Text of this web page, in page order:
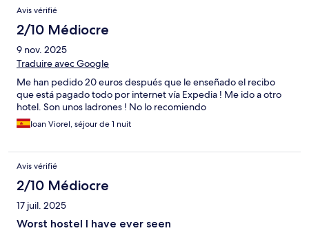
Avis vérifié
2/10 Médiocre
9 nov. 2025
Traduire avec Google
Me han pedido 20 euros después que le enseñado el recibo
que está pagado todo por internet vía Expedia ! Me ido a otro
hotel. Son unos ladrones ! No lo recomiendo
Ioan Viorel, séjour de 1 nuit
Avis vérifié
2/10 Médiocre
17 juil. 2025
Worst hostel I have ever seen